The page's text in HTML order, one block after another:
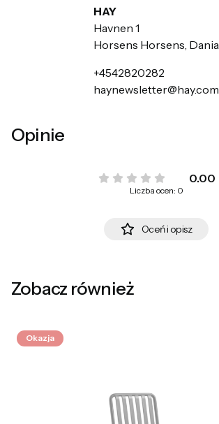
HAY
Havnen 1
Horsens Horsens, Dania
+4542820282
haynewsletter@hay.com
Opinie
0.00
Liczba ocen: 0
Oceń i opisz
Zobacz również
Okazja